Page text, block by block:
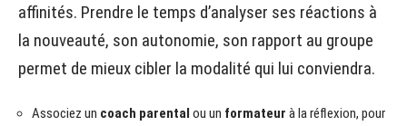
affinités. Prendre le temps d’analyser ses réactions à
la nouveauté, son autonomie, son rapport au groupe
permet de mieux cibler la modalité qui lui conviendra.
Associez un coach parental ou un formateur à la réflexion, pour